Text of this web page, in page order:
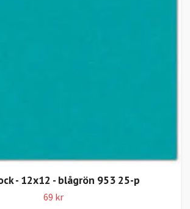
- 12x12 - blågrön 953 25-p
69 kr